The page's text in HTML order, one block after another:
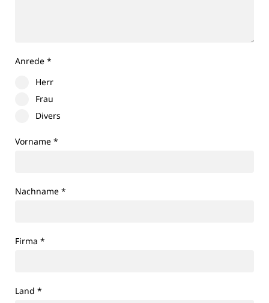
Anrede *
Herr
Frau
Divers
Vorname *
Nachname *
Firma *
Land *